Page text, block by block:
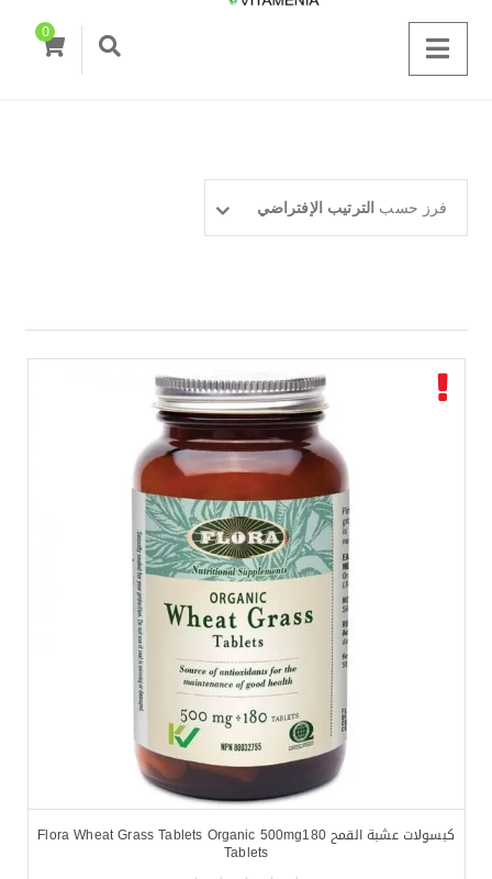
0
فرز حسب الترتيب الإفتراضي
كبسولات عشبة القمح Flora Wheat Grass Tablets Organic 500mg180
Tablets